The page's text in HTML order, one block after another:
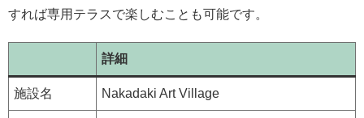
すれば専用テラスで楽しむことも可能です。
詳細
施設名 Nakadaki Art Village